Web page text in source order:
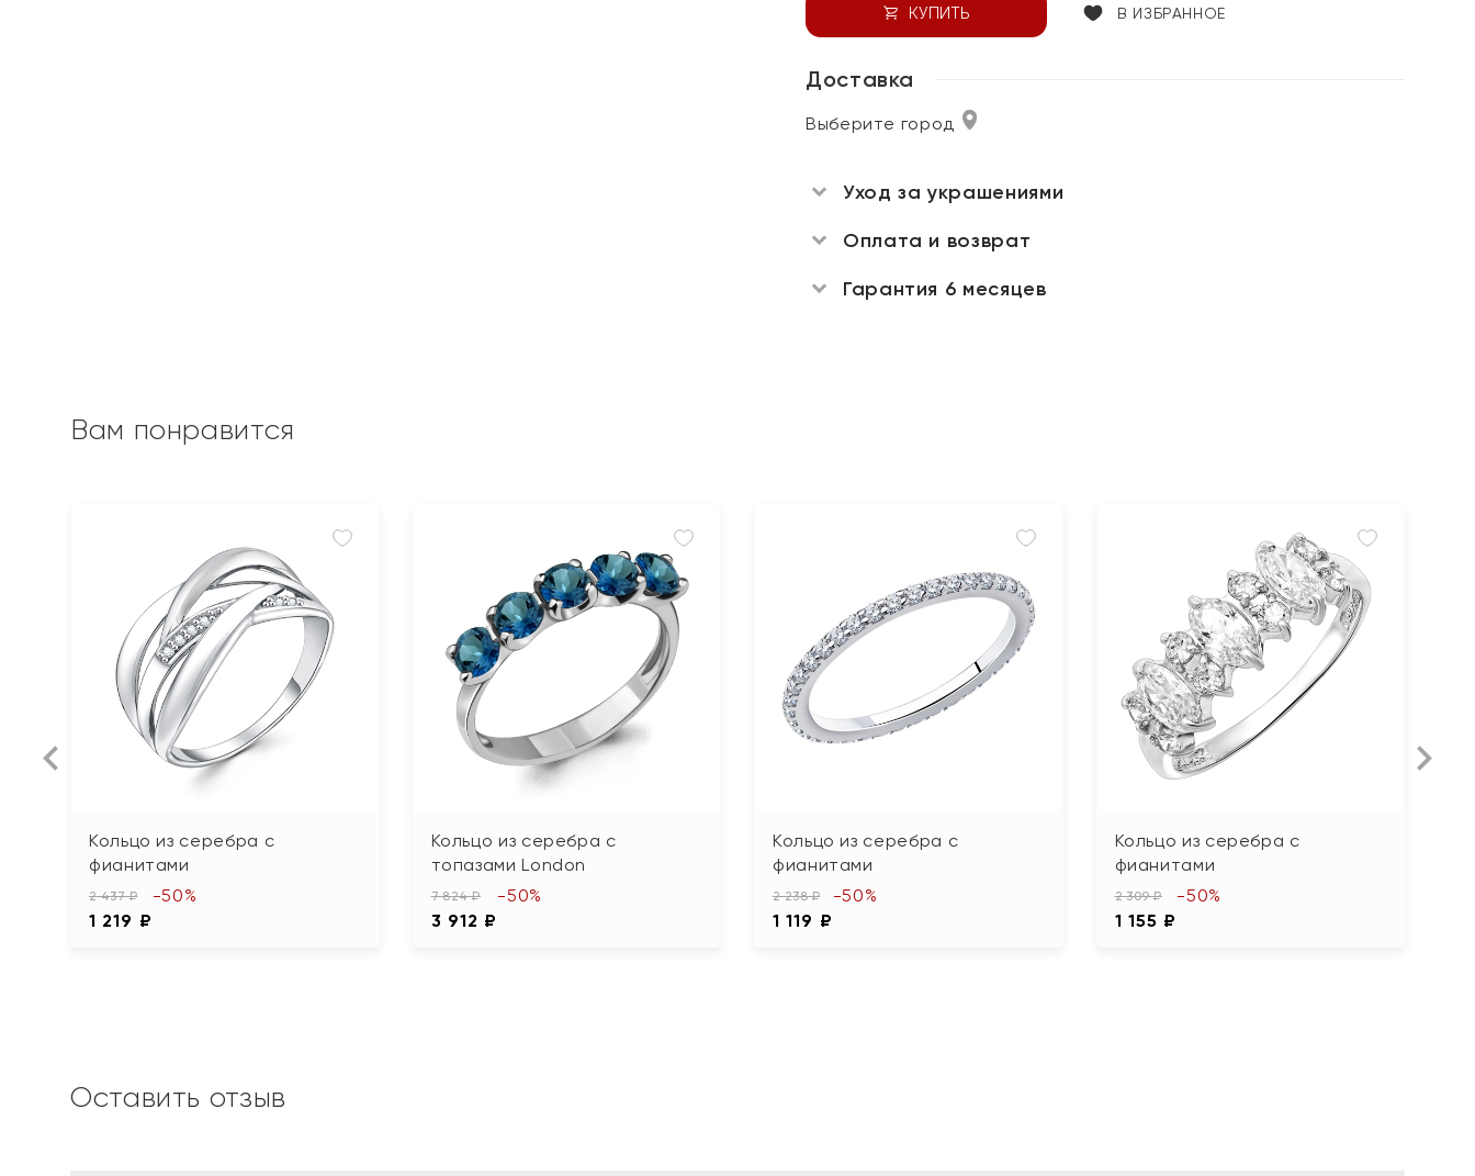
КУПИТЬ В ИЗБРАННОЕ
Доставка
Выберите город
Уход за украшениями
Оплата и возврат
Гарантия 6 месяцев
Вам понравится
Кольцо из серебра с
фианитами
2 437 ₽
1 219 ₽
-50%
Кольцо из серебра с
топазами London
7 824 ₽
3 912 ₽
-50%
Кольцо из серебра с
фианитами
2 238 ₽
1 119 ₽
-50%
Кольцо из серебра с
фианитами
2 309 ₽
1 155 ₽
-50%
Оставить отзыв